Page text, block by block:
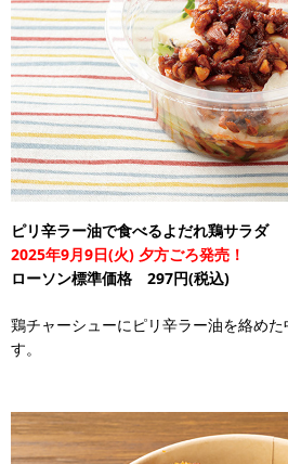
ピリ辛ラー油で食べるよだれ鶏サラダ
2025年9月9日(火) 夕方ごろ発売！
ローソン標準価格 297円(税込)
鶏チャーシューにピリ辛ラー油を絡め
す。